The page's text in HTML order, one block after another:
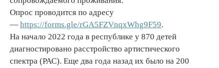
Опрос проводится по адресу
— https://forms.gle/rGA5FZVnqxWhg9F59.
На начало 2022 года в республике у 870 детей
диагностировано расстройство артистического
спектра (РАС). Еще два года назад их было на 200